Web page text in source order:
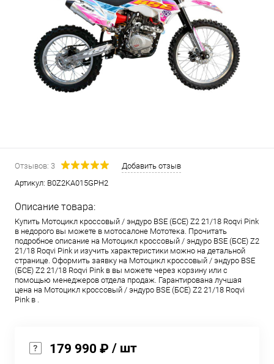
Отзывов: 3
Добавить отзыв
Артикул: B0Z2KA015GPH2
Описание товара:
Купить Мотоцикл кроссовый / эндуро BSE (БСЕ) Z2 21/18 Roqvi Pink
в недорого вы можете в мотосалоне Мототека. Прочитать
подробное описание на Мотоцикл кроссовый / эндуро BSE (БСЕ) Z2
21/18 Roqvi Pink и изучить характеристики можно на детальной
странице. Оформить заявку на Мотоцикл кроссовый / эндуро BSE
(БСЕ) Z2 21/18 Roqvi Pink в вы можете через корзину или с
помощью менеджеров отдела продаж. Гарантирована лучшая
цена на Мотоцикл кроссовый / эндуро BSE (БСЕ) Z2 21/18 Roqvi
Pink в .
179 990 ₽ / шт